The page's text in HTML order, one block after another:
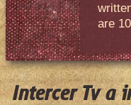
are
Intercer Tv a